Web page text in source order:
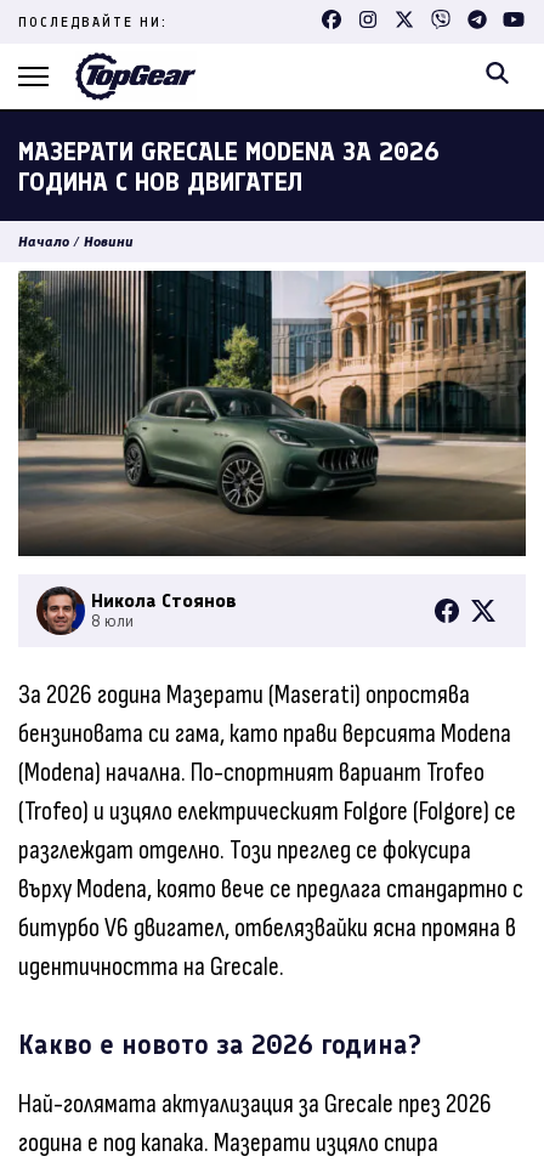
Skip
content
ПОСЛЕДВАЙТЕ НИ:
МАЗЕРАТИ GRECALE MODENA ЗА 2026
ГОДИНА С НОВ ДВИГАТЕЛ
Начало / Новини
Никола Стоянов
8 юли
За 2026 година Мазерати (Maserati) опростява
бензиновата си гама, като прави версията Modena
(Modena) начална. По-спортният вариант Trofeo
(Trofeo) и изцяло електрическият Folgore (Folgore) се
разглеждат отделно. Този преглед се фокусира
върху Modena, която вече се предлага стандартно с
битурбо V6 двигател, отбелязвайки ясна промяна в
идентичността на Grecale.
Какво е новото за 2026 година?
Най-голямата актуализация за Grecale през 2026
година е под капака. Мазерати изцяло спира